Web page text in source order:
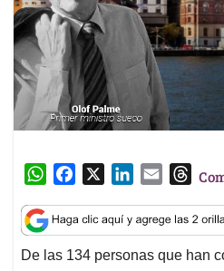
W
a
t
s
c
e
b
n
k
e
a
i
l
T
r
e
a
De las 134 personas que han